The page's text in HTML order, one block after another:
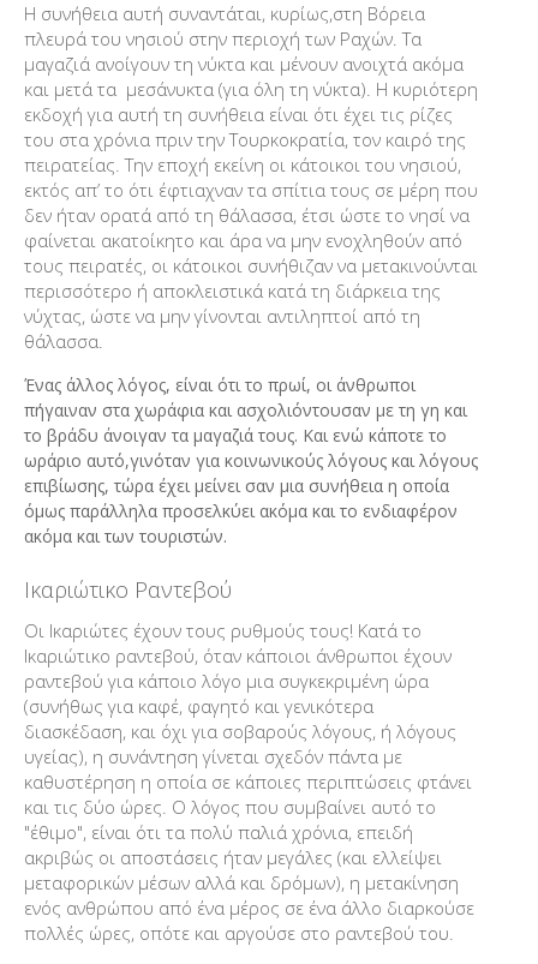
Η συνήθεια αυτή συναντάται, κυρίως,στη Βόρεια
πλευρά του νησιού στην περιοχή των Ραχών. Τα
μαγαζιά ανοίγουν τη νύκτα και μένουν ανοιχτά ακόμα
και μετά τα μεσάνυκτα (για όλη τη νύκτα). Η κυριότερη
εκδοχή για αυτή τη συνήθεια είναι ότι έχει τις ρίζες
του στα χρόνια πριν την Τουρκοκρατία, τον καιρό της
πειρατείας. Την εποχή εκείνη οι κάτοικοι του νησιού,
εκτός απ’ το ότι έφτιαχναν τα σπίτια τους σε μέρη που
δεν ήταν ορατά από τη θάλασσα, έτσι ώστε το νησί να
φαίνεται ακατοίκητο και άρα να μην ενοχληθούν από
τους πειρατές, οι κάτοικοι συνήθιζαν να μετακινούνται
περισσότερο ή αποκλειστικά κατά τη διάρκεια της
νύχτας, ώστε να μην γίνονται αντιληπτοί από τη
θάλασσα.
Ένας άλλος λόγος, είναι ότι το πρωί, οι άνθρωποι
πήγαιναν στα χωράφια και ασχολιόντουσαν με τη γη και
το βράδυ άνοιγαν τα μαγαζιά τους. Και ενώ κάποτε το
ωράριο αυτό,γινόταν για κοινωνικούς λόγους και λόγους
επιβίωσης, τώρα έχει μείνει σαν μια συνήθεια η οποία
όμως παράλληλα προσελκύει ακόμα και το ενδιαφέρον
ακόμα και των τουριστών.
Ικαριώτικο Ραντεβού
Οι Ικαριώτες έχουν τους ρυθμούς τους! Κατά το
Ικαριώτικο ραντεβού, όταν κάποιοι άνθρωποι έχουν
ραντεβού για κάποιο λόγο μια συγκεκριμένη ώρα
(συνήθως για καφέ, φαγητό και γενικότερα
διασκέδαση, και όχι για σοβαρούς λόγους, ή λόγους
υγείας), η συνάντηση γίνεται σχεδόν πάντα με
καθυστέρηση η οποία σε κάποιες περιπτώσεις φτάνει
και τις δύο ώρες. Ο λόγος που συμβαίνει αυτό το
"έθιμο", είναι ότι τα πολύ παλιά χρόνια, επειδή
ακριβώς οι αποστάσεις ήταν μεγάλες (και ελλείψει
μεταφορικών μέσων αλλά και δρόμων), η μετακίνηση
ενός ανθρώπου από ένα μέρος σε ένα άλλο διαρκούσε
πολλές ώρες, οπότε και αργούσε στο ραντεβού του.